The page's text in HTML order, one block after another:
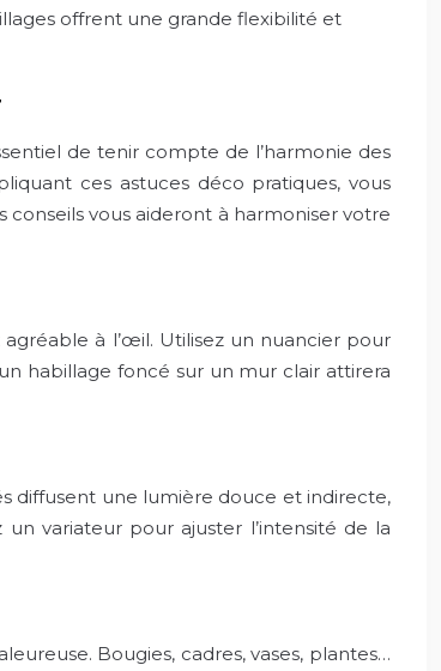
offrent une grande flexibilité et
de tenir compte de l’harmonie des
ces astuces déco pratiques, vous
vous aideront à harmoniser votre
à l’œil. Utilisez un nuancier pour
habillage foncé sur un mur clair attirera
diffusent une lumière douce et indirecte,
variateur pour ajuster l’intensité de la
Bougies, cadres, vases, plantes…